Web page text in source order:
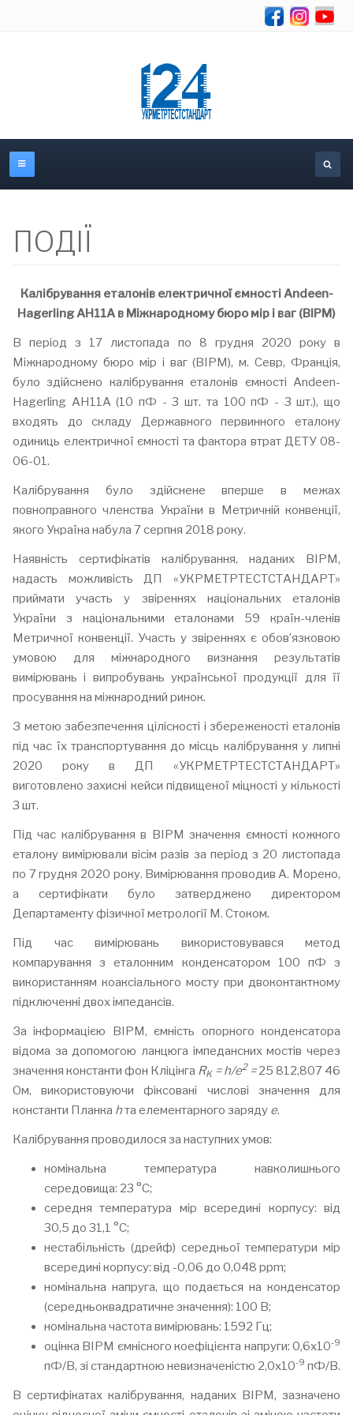
ПОДІЇ
Калібрування еталонів електричної ємності Andeen-
Hagerling AH11A в Міжнародному бюро мір і ваг (BIPM)
В період з 17 листопада по 8 грудня 2020 року в
Міжнародному бюро мір і ваг (BIPM), м. Севр, Франція,
було здійснено калібрування еталонів ємності Andeen-
Hagerling AH11A (10 пФ - 3 шт. та 100 пФ - 3 шт.), що
входять до складу Державного первинного еталону
одиниць електричної ємності та фактора втрат ДЕТУ 08-
06-01.
Калібрування було здійснене вперше в межах
повноправного членства України в Метричній конвенції,
якого Україна набула 7 серпня 2018 року.
Наявність сертифікатів калібрування, наданих ВІРМ,
надасть можливість ДП «УКРМЕТРТЕСТСТАНДАРТ»
приймати участь у звіреннях національних еталонів
України з національними еталонами 59 країн-членів
Метричної конвенції. Участь у звіреннях є обов’язковою
умовою для міжнародного визнання результатів
вимірювань і випробувань української продукції для її
просування на міжнародний ринок.
З метою забезпечення цілісності і збереженості еталонів
під час їх транспортування до місць калібрування у липні
2020 року в ДП «УКРМЕТРТЕСТСТАНДАРТ»
виготовлено захисні кейси підвищеної міцності у кількості
3 шт.
Під час калібрування в ВІРМ значення ємності кожного
еталону вимірювали вісім разів за період з 20 листопада
по 7 грудня 2020 року. Вимірювання проводив А. Морено,
а сертифікати було затверджено директором
Департаменту фізичної метрології М. Стоком.
Під час вимірювань використовувався метод
компарування з еталонним конденсатором 100 пФ з
використанням коаксіального мосту при двоконтактному
підключенні двох імпедансів.
За інформацією ВІРМ, ємність опорного конденсатора
відома за допомогою ланцюга імпедансних мостів через
значення константи фон Кліцінга RK= h/e2=25 812,807 46
Ом, використовуючи фіксовані числові значення для
константи Планка hта елементарного заряду e.
Калібрування проводилося за наступних умов:
номінальна температура навколишнього
середовища: 23 °C;
середня температура мір всередині корпусу: від
30,5 до 31,1 °C;
нестабільність (дрейф) середньої температури мір
всередині корпусу: від -0,06 до 0,048 ppm;
номінальна напруга, що подається на конденсатор
(середньоквадратичне значення): 100 В;
номінальна частота вимірювань: 1592 Гц;
оцінка BIPM ємнісного коефіцієнта напруги: 0,6x10-9
пФ/В, зі стандартною невизначеністю 2,0x10-9 пФ/В.
В сертифікатах калібрування, наданих ВІРМ, зазначено